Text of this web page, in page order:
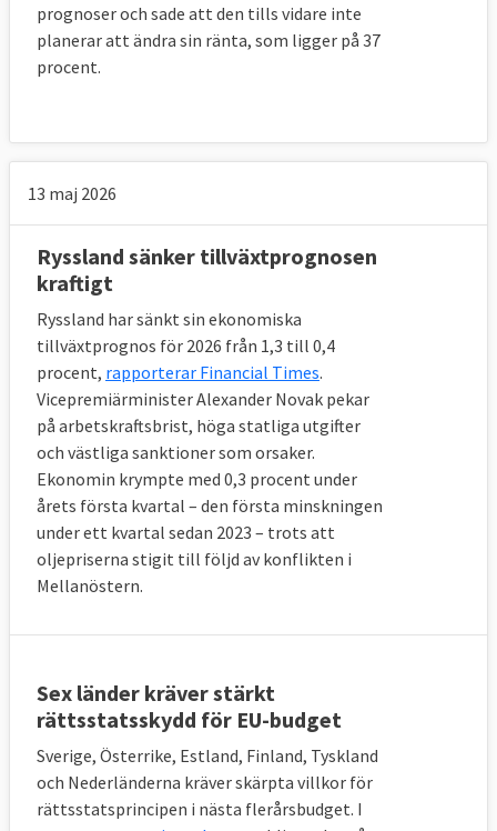
prognoser och sade att den tills vidare inte
planerar att ändra sin ränta, som ligger på 37
procent.
13 maj 2026
Ryssland sänker tillväxtprognosen
kraftigt
Ryssland har sänkt sin ekonomiska
tillväxtprognos för 2026 från 1,3 till 0,4
procent, rapporterar Financial Times.
Vicepremiärminister Alexander Novak pekar
på arbetskraftsbrist, höga statliga utgifter
och västliga sanktioner som orsaker.
Ekonomin krympte med 0,3 procent under
årets första kvartal – den första minskningen
under ett kvartal sedan 2023 – trots att
oljepriserna stigit till följd av konflikten i
Mellanöstern.
Sex länder kräver stärkt
rättsstatsskydd för EU-budget
Sverige, Österrike, Estland, Finland, Tyskland
och Nederländerna kräver skärpta villkor för
rättsstatsprincipen i nästa flerårsbudget. I